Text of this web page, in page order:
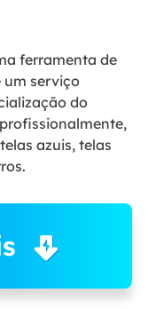
ferramenta de
um serviço
do
azuis, telas